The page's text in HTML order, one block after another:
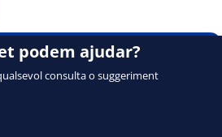
podem ajudar?
consulta o suggeriment